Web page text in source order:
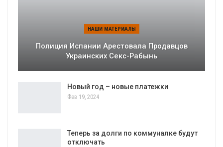
НАШИ МАТЕРИАЛЫ
Полиция Испании Арестовала Продавцов
Украинских Секс-Рабынь
Новый год – новые платежки
Фев 19, 2024
Теперь за долги по коммуналке будут
отключать